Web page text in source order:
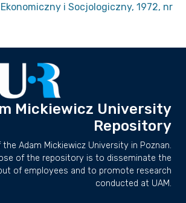
i Socjologiczny, 1972, nr
Mickiewicz University
Repository
Adam Mickiewicz University in Poznan.
of the repository is to disseminate the
of employees and to promote research
conducted at UAM.